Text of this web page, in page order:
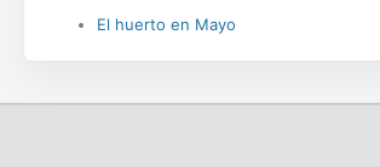
El huerto en Mayo